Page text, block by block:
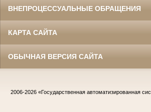
ВНЕПРОЦЕССУАЛЬНЫЕ ОБРАЩЕНИЯ
КАРТА САЙТА
ОБЫЧНАЯ ВЕРСИЯ САЙТА
2006-2026 «Государственная автоматизированная